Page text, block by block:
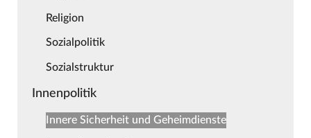
Religion
Sozialpolitik
Sozialstruktur
Innenpolitik
Innere Sicherheit und Geheimdienste